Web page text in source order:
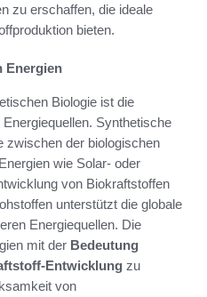
zu erschaffen, die ideale
bieten.
Energien
Biologie ist die
Synthetische
zwischen der biologischen
wie Solar- oder
von Biokraftstoffen
unterstützt die globale
Energiequellen. Die
mit der Bedeutung
Entwicklung zu
von